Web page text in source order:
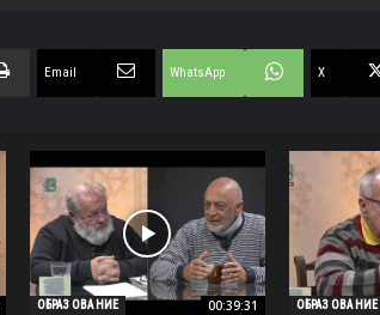
X
WhatsApp
Email
ОБРАЗ ОВА НИЕ
ОБРАЗ ОВА НИЕ 00:39:31